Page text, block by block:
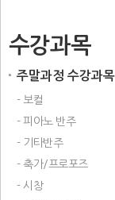
수강과목
주말과정 수강과목
- 보컬
- 피아노 반주
- 기타반주
- 축가/프로포즈
- 시창